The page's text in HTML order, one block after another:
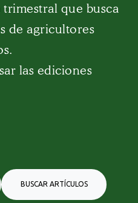
trimestral que busca
de agricultores
las ediciones
BUSCAR ARTÍCULOS